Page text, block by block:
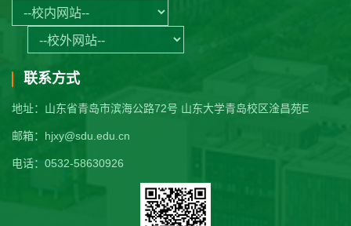
联系方式
地址：山东省青岛市滨海公路72号 山东大学青岛校区淦昌苑E
邮箱：hjxy@sdu.edu.cn
电话：0532-58630926